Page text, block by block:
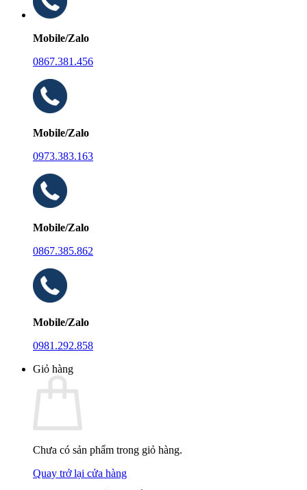
Mobile/Zalo
0867.381.456
Mobile/Zalo
0973.383.163
Mobile/Zalo
0867.385.862
Mobile/Zalo
0981.292.858
Giỏ hàng
Chưa có sản phẩm trong giỏ hàng.
Quay trở lại cửa hàng